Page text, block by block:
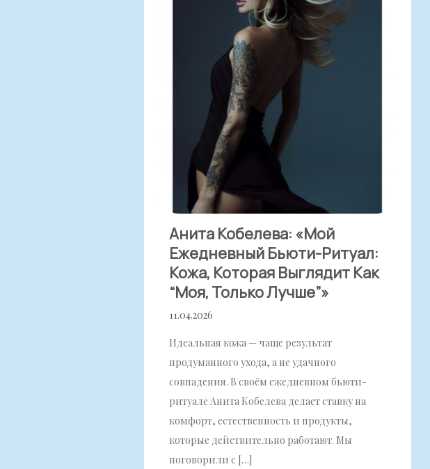
Анита Кобелева: «Мой
Ежедневный Бьюти-Ритуал:
Кожа, Которая Выглядит Как
“моя, Только Лучше”»
11.04.2026
Идеальная кожа — чаще результат
продуманного ухода, а не удачного
совпадения. В своём ежедневном бьюти-
ритуале Анита Кобелева делает ставку на
комфорт, естественность и продукты,
которые действительно работают. Мы
поговорили с […]